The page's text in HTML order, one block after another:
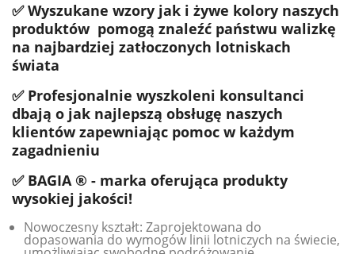
✅ Wyszukane wzory jak i żywe kolory naszych
produktów pomogą znaleźć państwu walizkę
na najbardziej zatłoczonych lotniskach
świata
✅ Profesjonalnie wyszkoleni konsultanci
dbają o jak najlepszą obsługę naszych
klientów zapewniając pomoc w każdym
zagadnieniu
✅ BAGIA ® - marka oferująca produkty
wysokiej jakości!
Nowoczesny kształt: Zaprojektowana do
dopasowania do wymogów linii lotniczych na świecie,